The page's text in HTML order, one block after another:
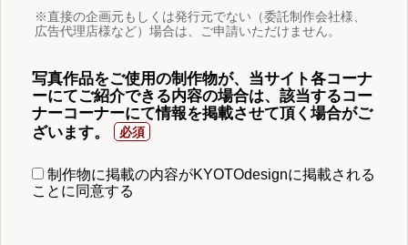
※直接の企画元もしくは発行元でない（委託制作会社様、
広告代理店様など）場合は、ご申請いただけません。
写真作品をご使用の制作物が、当サイト各コーナ
ーにてご紹介できる内容の場合は、該当するコー
ナーコーナーにて情報を掲載させて頂く場合がご
ざいます。
制作物に掲載の内容がKYOTOdesignに掲載される
ことに同意する